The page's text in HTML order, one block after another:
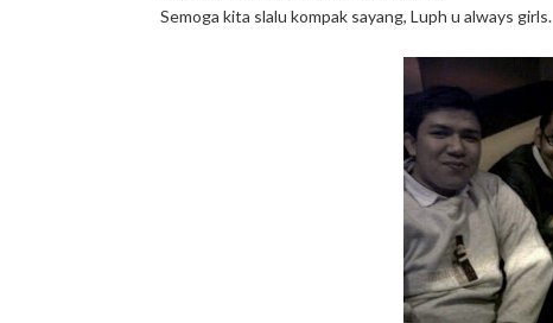
Semoga kita slalu kompak sayang, Luph u always girls.